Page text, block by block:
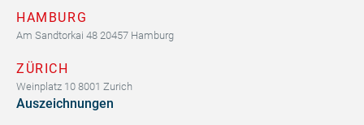
HAMBURG
Am Sandtorkai 48 20457 Hamburg
ZÜRICH
Weinplatz 10 8001 Zurich
Auszeichnungen